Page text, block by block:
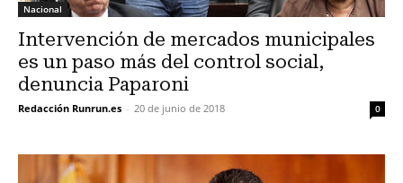
Nacional
Intervención de mercados municipales
es un paso más del control social,
denuncia Paparoni
Redacción Runrun.es - 20 de junio de 2018 0